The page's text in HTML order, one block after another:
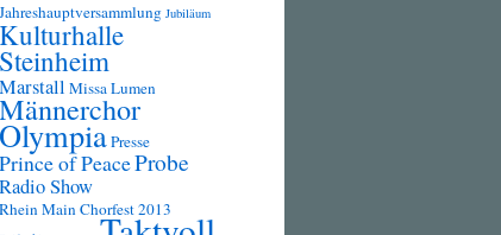
Jahreshauptversammlung Jubiläum
Kulturhalle
Steinheim
Marstall Missa Lumen
Männerchor
OlympiaPresse
Prince of PeaceProbe
Radio Show
Rhein Main Chorfest 2013